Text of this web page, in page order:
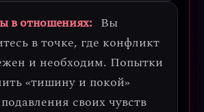
в отношениях: Вы
в точке, где конфликт
и необходим. Попытки
«тишину и покой»
своих чувств